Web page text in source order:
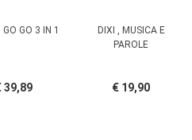
GO GO 3 IN 1
39,89
DIXI , MUSICA E
PAROLE
€ 19,90